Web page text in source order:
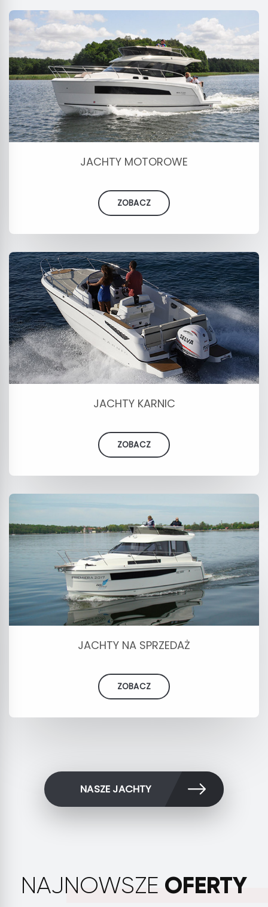
JACHTY MOTOROWE
ZOBACZ
JACHTY KARNIC
ZOBACZ
JACHTY NA SPRZEDAŻ
ZOBACZ
NASZE JACHTY
NAJNOWSZE OFERTY